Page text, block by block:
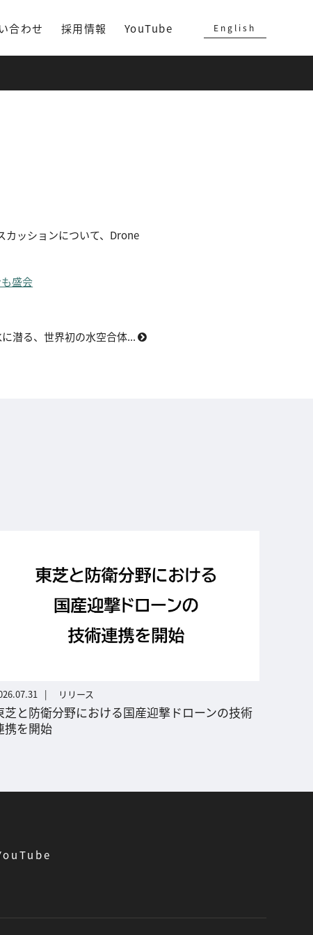
合わせ 採用情報 YouTube English
カッションについて、Drone
盛会
潜る、世界初の水空合体...
リリース
芝と防衛分野における国産迎撃ドローンの技術
携を開始